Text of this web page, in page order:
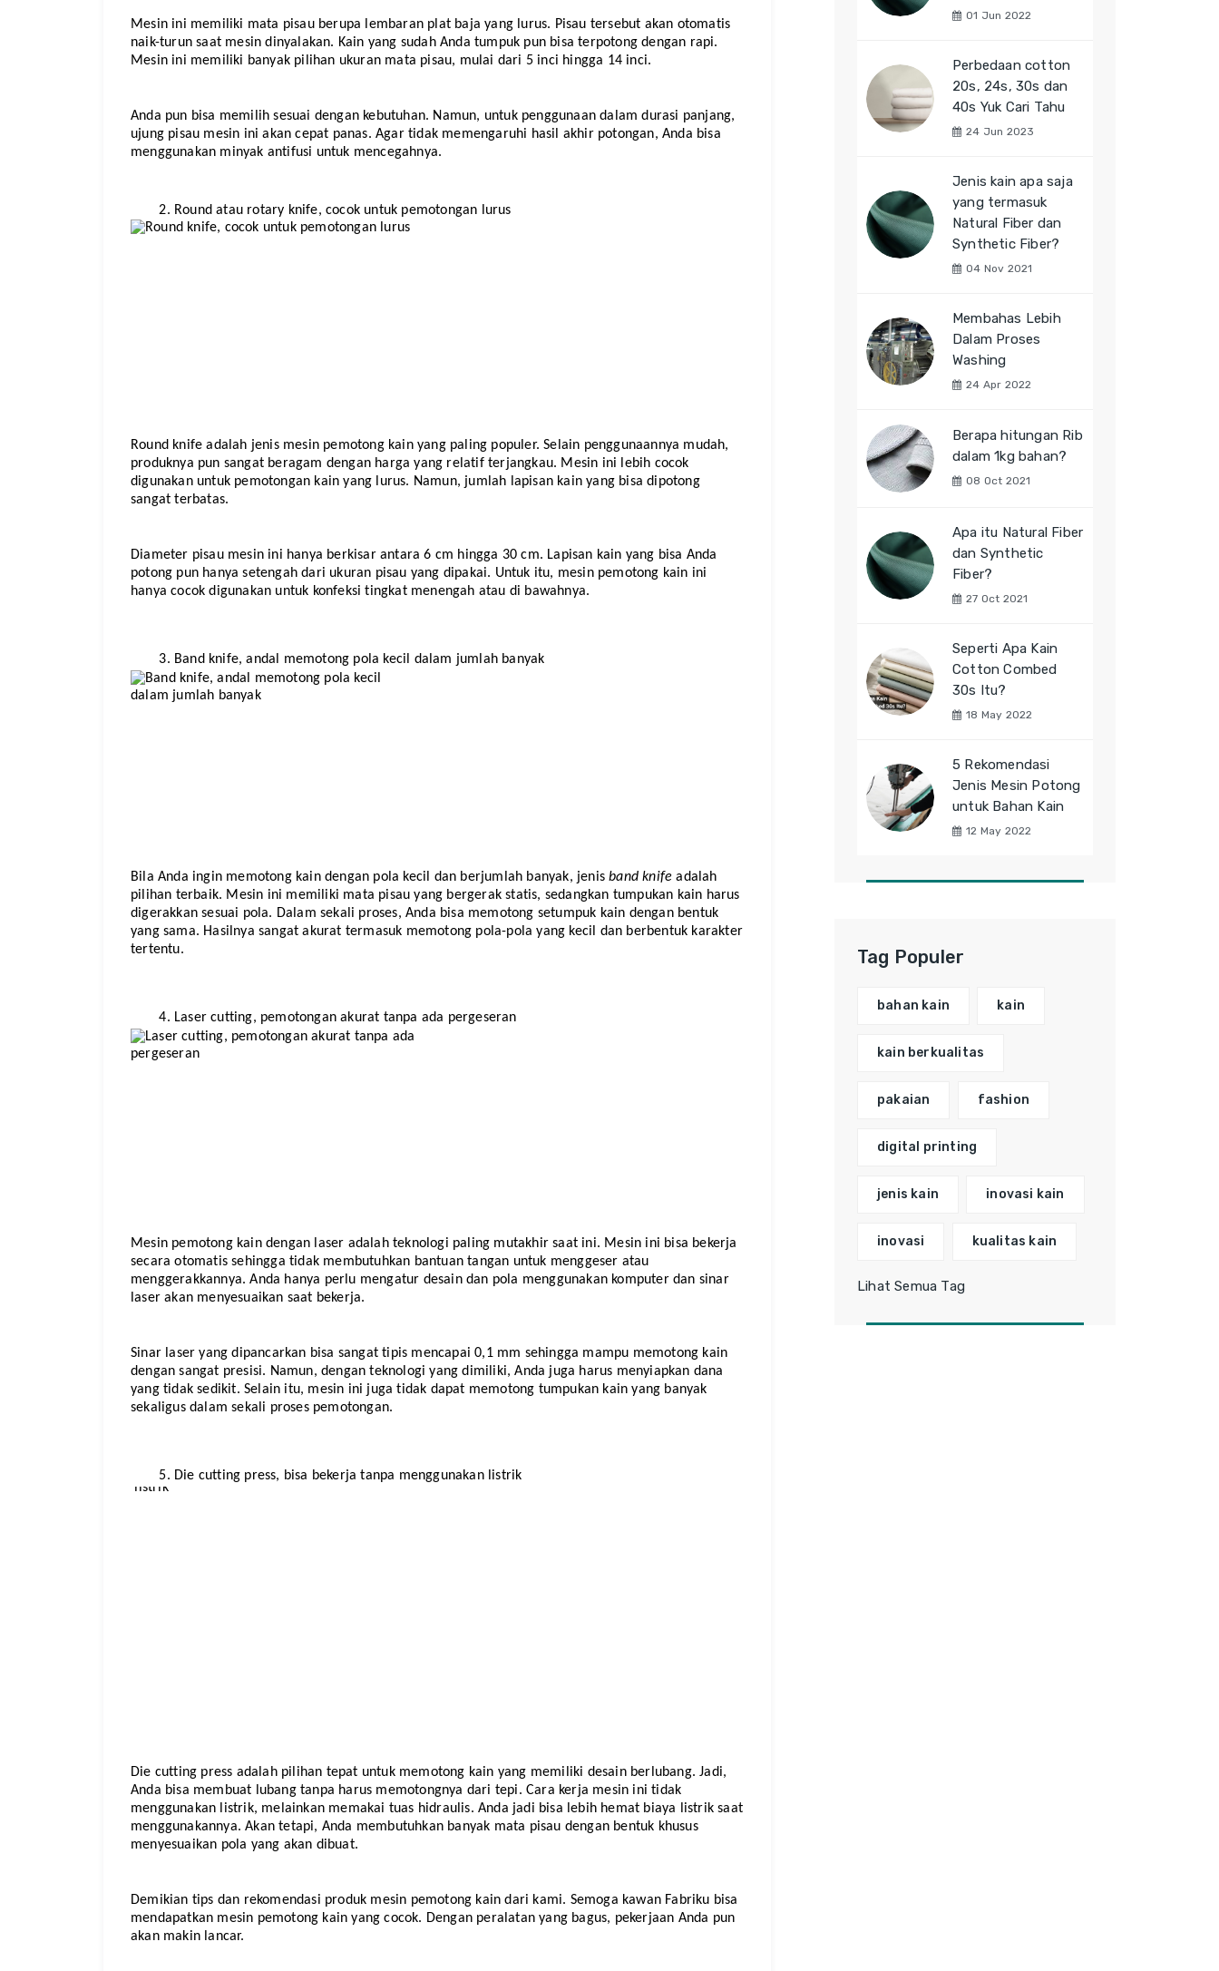
Mesin ini memiliki mata pisau berupa lembaran plat baja yang lurus. Pisau tersebut akan otomatis
naik-turun saat mesin dinyalakan. Kain yang sudah Anda tumpuk pun bisa terpotong dengan rapi.
Mesin ini memiliki banyak pilihan ukuran mata pisau, mulai dari 5 inci hingga 14 inci.
Anda pun bisa memilih sesuai dengan kebutuhan. Namun, untuk penggunaan dalam durasi panjang,
ujung pisau mesin ini akan cepat panas. Agar tidak memengaruhi hasil akhir potongan, Anda bisa
menggunakan minyak antifusi untuk mencegahnya.
Round atau rotary knife, cocok untuk pemotongan lurus
Round knife adalah jenis mesin pemotong kain yang paling populer. Selain penggunaannya mudah,
produknya pun sangat beragam dengan harga yang relatif terjangkau. Mesin ini lebih cocok
digunakan untuk pemotongan kain yang lurus. Namun, jumlah lapisan kain yang bisa dipotong
sangat terbatas.
Diameter pisau mesin ini hanya berkisar antara 6 cm hingga 30 cm. Lapisan kain yang bisa Anda
potong pun hanya setengah dari ukuran pisau yang dipakai. Untuk itu, mesin pemotong kain ini
hanya cocok digunakan untuk konfeksi tingkat menengah atau di bawahnya.
Band knife, andal memotong pola kecil dalam jumlah banyak
Bila Anda ingin memotong kain dengan pola kecil dan berjumlah banyak, jenis band knife adalah
pilihan terbaik. Mesin ini memiliki mata pisau yang bergerak statis, sedangkan tumpukan kain harus
digerakkan sesuai pola. Dalam sekali proses, Anda bisa memotong setumpuk kain dengan bentuk
yang sama. Hasilnya sangat akurat termasuk memotong pola-pola yang kecil dan berbentuk karakter
tertentu.
Laser cutting, pemotongan akurat tanpa ada pergeseran
Mesin pemotong kain dengan laser adalah teknologi paling mutakhir saat ini. Mesin ini bisa bekerja
secara otomatis sehingga tidak membutuhkan bantuan tangan untuk menggeser atau
menggerakkannya. Anda hanya perlu mengatur desain dan pola menggunakan komputer dan sinar
laser akan menyesuaikan saat bekerja.
Sinar laser yang dipancarkan bisa sangat tipis mencapai 0,1 mm sehingga mampu memotong kain
dengan sangat presisi. Namun, dengan teknologi yang dimiliki, Anda juga harus menyiapkan dana
yang tidak sedikit. Selain itu, mesin ini juga tidak dapat memotong tumpukan kain yang banyak
sekaligus dalam sekali proses pemotongan.
Die cutting press, bisa bekerja tanpa menggunakan listrik
Die cutting press adalah pilihan tepat untuk memotong kain yang memiliki desain berlubang. Jadi,
Anda bisa membuat lubang tanpa harus memotongnya dari tepi. Cara kerja mesin ini tidak
menggunakan listrik, melainkan memakai tuas hidraulis. Anda jadi bisa lebih hemat biaya listrik saat
menggunakannya. Akan tetapi, Anda membutuhkan banyak mata pisau dengan bentuk khusus
menyesuaikan pola yang akan dibuat.
Demikian tips dan rekomendasi produk mesin pemotong kain dari kami. Semoga kawan Fabriku bisa
mendapatkan mesin pemotong kain yang cocok. Dengan peralatan yang bagus, pekerjaan Anda pun
akan makin lancar.
01 Jun 2022
Perbedaan cotton
20s, 24s, 30s dan
40s Yuk Cari Tahu
24 Jun 2023
Jenis kain apa saja
yang termasuk
Natural Fiber dan
Synthetic Fiber?
04 Nov 2021
Membahas Lebih
Dalam Proses
Washing
24 Apr 2022
Berapa hitungan Rib
dalam 1kg bahan?
08 Oct 2021
Apa itu Natural Fiber
dan Synthetic
Fiber?
27 Oct 2021
Seperti Apa Kain
Cotton Combed
30s Itu?
18 May 2022
5 Rekomendasi
Jenis Mesin Potong
untuk Bahan Kain
12 May 2022
Tag Populer
bahan kain kain
kain berkualitas
pakaian fashion
digital printing
jenis kain inovasi kain
inovasi kualitas kain
Lihat Semua Tag